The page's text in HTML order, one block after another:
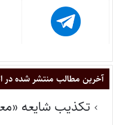
آخرین مطالب منتشر شده در
تکذیب شایعه